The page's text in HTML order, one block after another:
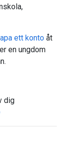
ett konto åt
en ungdom
dig